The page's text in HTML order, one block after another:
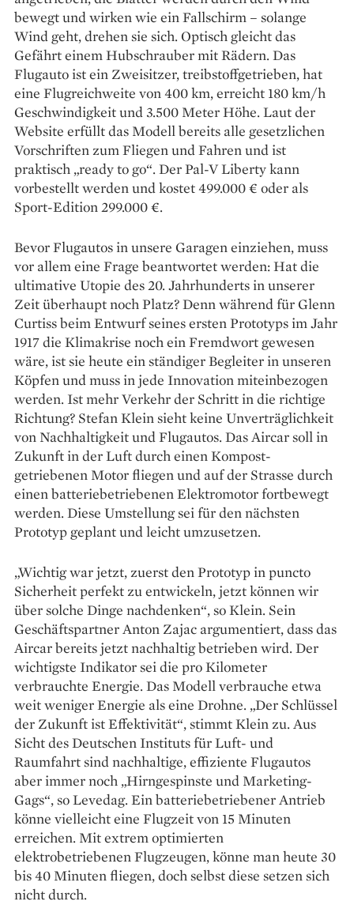
bewegt und wirken wie ein Fallschirm – solange
Wind geht, drehen sie sich. Optisch gleicht das
Gefährt einem Hubschrauber mit Rädern. Das
Flugauto ist ein Zweisitzer, treibstoffgetrieben, hat
eine Flugreichweite von 400 km, erreicht 180 km/h
Geschwindigkeit und 3.500 Meter Höhe. Laut der
Website erfüllt das Modell bereits alle gesetzlichen
Vorschriften zum Fliegen und Fahren und ist
praktisch „ready to go“. Der Pal-V Liberty kann
vorbestellt werden und kostet 499.000 € oder als
Sport-Edition 299.000 €.
Bevor Flugautos in unsere Garagen einziehen, muss
vor allem eine Frage beantwortet werden: Hat die
ultimative Utopie des 20. Jahrhunderts in unserer
Zeit überhaupt noch Platz? Denn während für Glenn
Curtiss beim Entwurf seines ersten Prototyps im Jahr
1917 die Klimakrise noch ein Fremdwort gewesen
wäre, ist sie heute ein ständiger Begleiter in unseren
Köpfen und muss in jede Innovation miteinbezogen
werden. Ist mehr Verkehr der Schritt in die richtige
Richtung? Stefan Klein sieht keine Unverträglichkeit
von Nachhaltigkeit und Flugautos. Das Aircar soll in
Zukunft in der Luft durch einen Kompost-
getriebenen Motor fliegen und auf der Strasse durch
einen batteriebetriebenen Elektromotor fortbewegt
werden. Diese Umstellung sei für den nächsten
Prototyp geplant und leicht umzusetzen.
„Wichtig war jetzt, zuerst den Prototyp in puncto
Sicherheit perfekt zu entwickeln, jetzt können wir
über solche Dinge nachdenken“, so Klein. Sein
Geschäftspartner Anton Zajac argumentiert, dass das
Aircar bereits jetzt nachhaltig betrieben wird. Der
wichtigste Indikator sei die pro Kilometer
verbrauchte Energie. Das Modell verbrauche etwa
weit weniger Energie als eine Drohne. „Der Schlüssel
der Zukunft ist Effektivität“, stimmt Klein zu. Aus
Sicht des Deutschen Instituts für Luft- und
Raumfahrt sind nachhaltige, effiziente Flugautos
aber immer noch „Hirngespinste und Marketing-
Gags“, so Levedag. Ein batteriebetriebener Antrieb
könne vielleicht eine Flugzeit von 15 Minuten
erreichen. Mit extrem optimierten
elektrobetriebenen Flugzeugen, könne man heute 30
bis 40 Minuten fliegen, doch selbst diese setzen sich
nicht durch.